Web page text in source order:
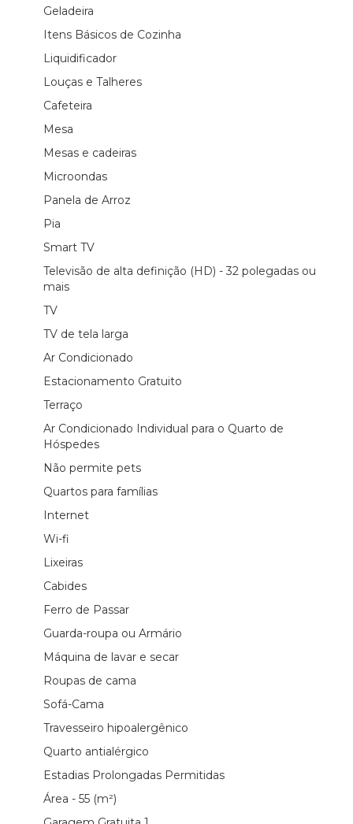
Geladeira
Itens Básicos de Cozinha
Liquidificador
Louças e Talheres
Cafeteira
Mesa
Mesas e cadeiras
Microondas
Panela de Arroz
Pia
Smart TV
Televisão de alta definição (HD) - 32 polegadas ou
mais
TV
TV de tela larga
Ar Condicionado
Estacionamento Gratuito
Terraço
Ar Condicionado Individual para o Quarto de
Hóspedes
Não permite pets
Quartos para famílias
Internet
Wi-fi
Lixeiras
Cabides
Ferro de Passar
Guarda-roupa ou Armário
Máquina de lavar e secar
Roupas de cama
Sofá-Cama
Travesseiro hipoalergênico
Quarto antialérgico
Estadias Prolongadas Permitidas
Área - 55 (m²)